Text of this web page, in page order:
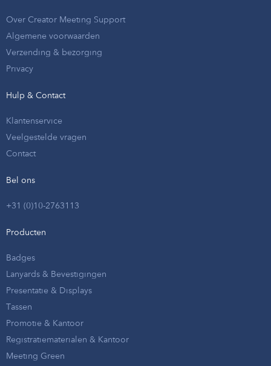
Over Creator Meeting Support
Algemene voorwaarden
Verzending & bezorging
Privacy
Hulp & Contact
Klantenservice
Veelgestelde vragen
Contact
Bel ons
+31 (0)10-2763113
Producten
Badges
Lanyards & Bevestigingen
Presentatie & Displays
Tassen
Promotie & Kantoor
Registratiematerialen & Kantoor
Meeting Green